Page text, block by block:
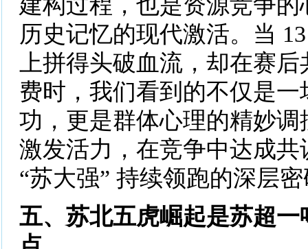
建构过程，也是资源竞争
历史记忆的现代激活。当
上拼得头破血流，却在赛
费时，我们看到的不仅是
功，更是群体心理的精妙
激发活力，在竞争中达成
“苏大强” 持续领跑的深层
五、苏北五虎崛起是苏超